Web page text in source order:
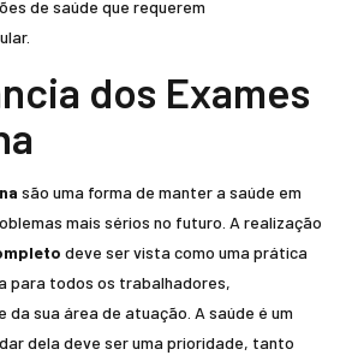
de saúde que requerem
dos Exames
são uma forma de manter a saúde em
mais sérios no futuro. A realização
deve ser vista como uma prática
para todos os trabalhadores,
da sua área de atuação. A saúde é um
dela deve ser uma prioridade, tanto